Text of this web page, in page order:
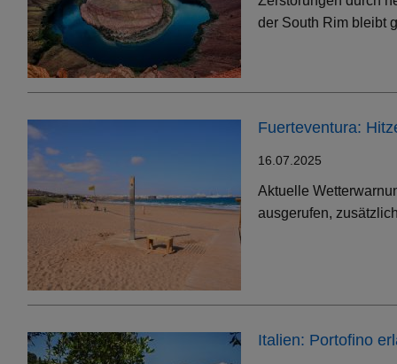
der South Rim bleibt
Fuerteventura:
16.07.2025
Aktuelle
ausgerufen,
Italien: Portofino